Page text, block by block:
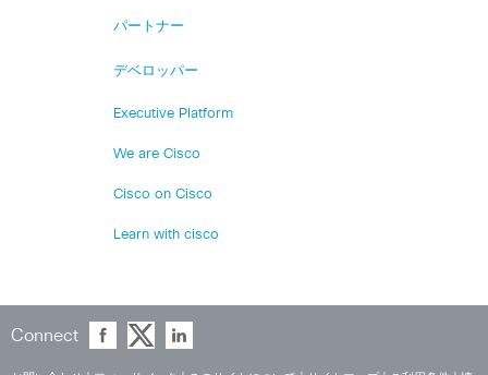
パートナー
デベロッパー
Executive Platform
We are Cisco
Cisco on Cisco
Learn with cisco
Connect